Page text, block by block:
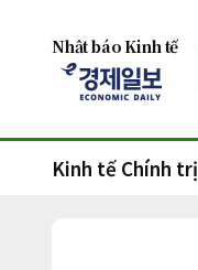
Nhật báo Kinh tế
Kinh tế Chính trị